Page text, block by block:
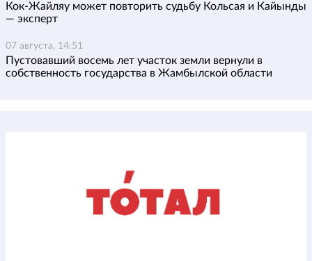
Кок-Жайляу может повторить судьбу Кольсая и Кайынды
— эксперт
07 августа, 14:51
Пустовавший восемь лет участок земли вернули в
собственность государства в Жамбылской области